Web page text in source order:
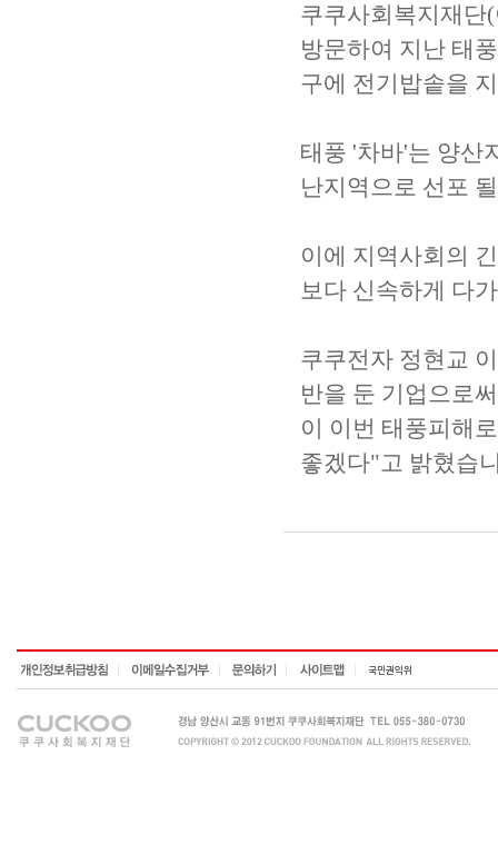
쿠쿠사회복지재단
방문하여 지난 태
구에 전기밥솥을
태풍 '차바'는 양산
난지역으로 선포
이에 지역사회의
보다 신속하게 다
쿠쿠전자 정현교
반을 둔 기업으로
이 이번 태풍피해
좋겠다"고 밝혔습